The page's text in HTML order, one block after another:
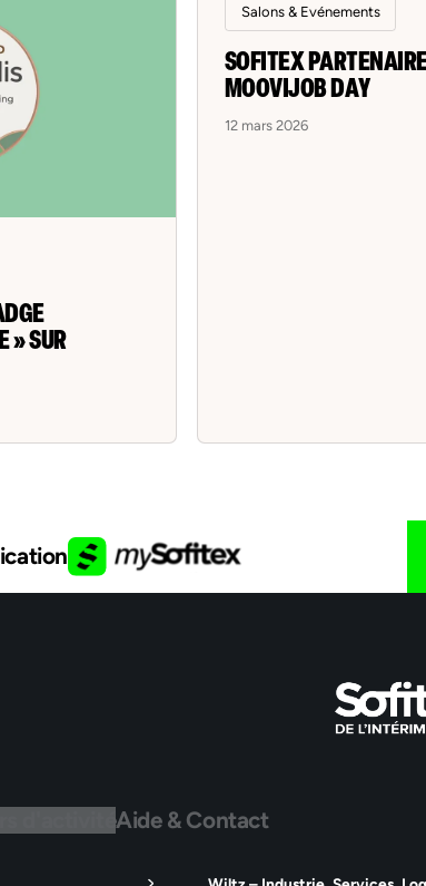
» SUR
Salons & Evénements
SOFITEX
MOOVIJOB DAY
12 mars 2026
d'activitéAide & Contact